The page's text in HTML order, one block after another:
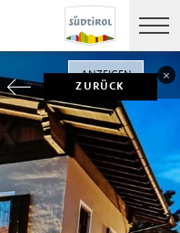
ZURÜCK
ANZEIGEN